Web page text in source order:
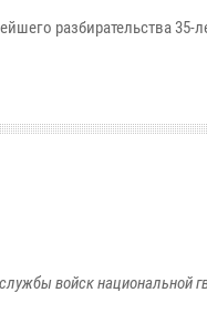
разбирательства 35-
войск национальной